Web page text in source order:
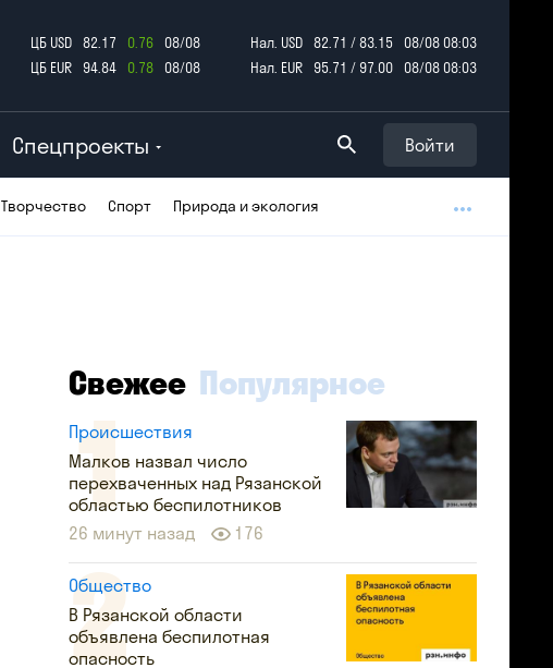
ЦБ USD 82.17 0.76
08/08
ЦБ EUR
94.84 0.78 08/08
Нал. USD 82.71 / 83.15
08/08 08:03
Нал. EUR
95.71 / 97.00 08/08 08:03
Спецпроекты Войти
Творчество Спорт Природа и экология
Свежее Популярное
Происшествия
Малков назвал число
перехваченных над Рязанской
областью беспилотников
26 минут назад
176
Общество
В Рязанской области
объявлена беспилотная
опасность